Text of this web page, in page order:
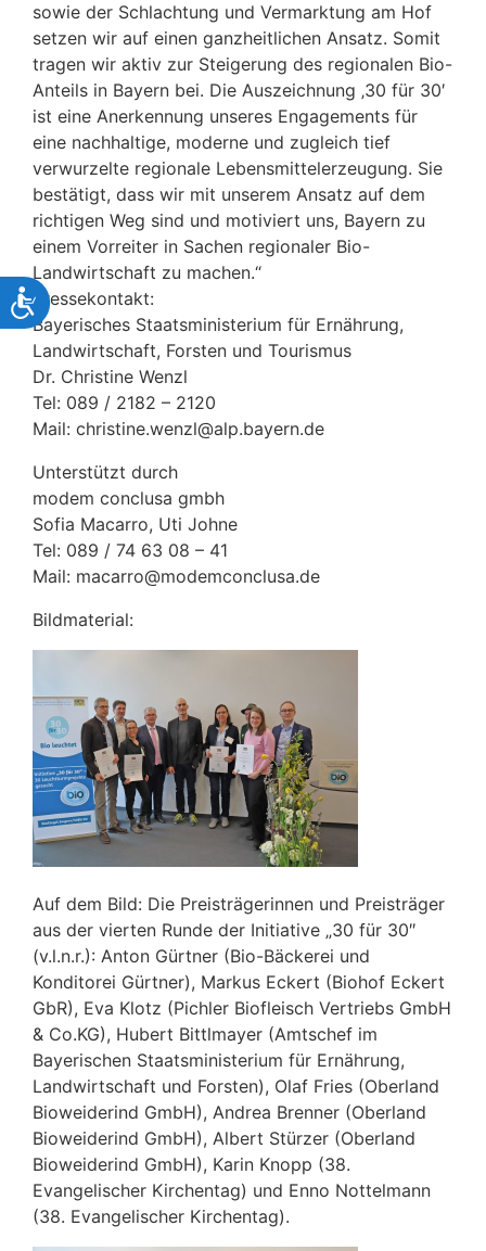
Barrierefreiheit
sowie der Schlachtung und Vermarktung am Hof
setzen wir auf einen ganzheitlichen Ansatz. Somit
tragen wir aktiv zur Steigerung des regionalen Bio-
Anteils in Bayern bei. Die Auszeichnung ‚30 für 30′
ist eine Anerkennung unseres Engagements für
eine nachhaltige, moderne und zugleich tief
verwurzelte regionale Lebensmittelerzeugung. Sie
bestätigt, dass wir mit unserem Ansatz auf dem
richtigen Weg sind und motiviert uns, Bayern zu
einem Vorreiter in Sachen regionaler Bio-
Landwirtschaft zu machen.“
Pressekontakt:
Bayerisches Staatsministerium für Ernährung,
Landwirtschaft, Forsten und Tourismus
Dr. Christine Wenzl
Tel: 089 / 2182 – 2120
Mail: christine.wenzl@alp.bayern.de
Unterstützt durch
modem conclusa gmbh
Sofia Macarro, Uti Johne
Tel: 089 / 74 63 08 – 41
Mail: macarro@modemconclusa.de
Bildmaterial:
Auf dem Bild: Die Preisträgerinnen und Preisträger
aus der vierten Runde der Initiative „30 für 30″
(v.l.n.r.): Anton Gürtner (Bio-Bäckerei und
Konditorei Gürtner), Markus Eckert (Biohof Eckert
GbR), Eva Klotz (Pichler Biofleisch Vertriebs GmbH
& Co.KG), Hubert Bittlmayer (Amtschef im
Bayerischen Staatsministerium für Ernährung,
Landwirtschaft und Forsten), Olaf Fries (Oberland
Bioweiderind GmbH), Andrea Brenner (Oberland
Bioweiderind GmbH), Albert Stürzer (Oberland
Bioweiderind GmbH), Karin Knopp (38.
Evangelischer Kirchentag) und Enno Nottelmann
(38. Evangelischer Kirchentag).